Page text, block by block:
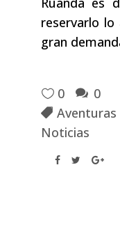
reservarlo
gran
0
0
Noticias